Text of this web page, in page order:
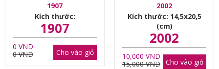
1907
Kích thước:
1907
0 VND
0 VND
Cho vào giỏ
2002
Kích thước: 14,5x20,5
(cm)
2002
10,000 VND
15,000 VND Cho vào giỏ